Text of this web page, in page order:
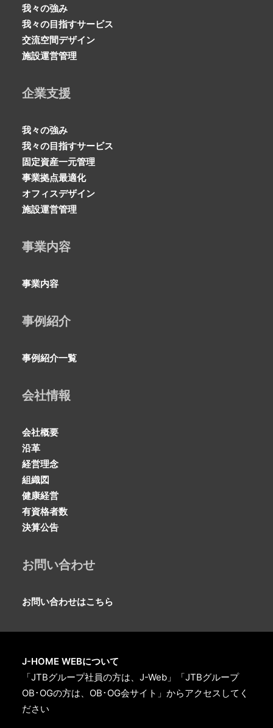
我々の強み
我々の目指すサービス
交流空間デザイン
施設運営管理
企業支援
我々の強み
我々の目指すサービス
固定資産一元管理
事業拠点最適化
オフィスデザイン
施設運営管理
事業内容
事業内容
事例紹介
事例紹介一覧
会社情報
会社概要
沿革
経営理念
組織図
健康経営
有資格者数
決算公告
お問い合わせ
お問い合わせはこちら
J-HOME WEBについて
「JTBグループ社員の方は、J-Web」「JTBグループ
OB･OGの方は、OB･OG会サイト」からアクセスしてく
ださい